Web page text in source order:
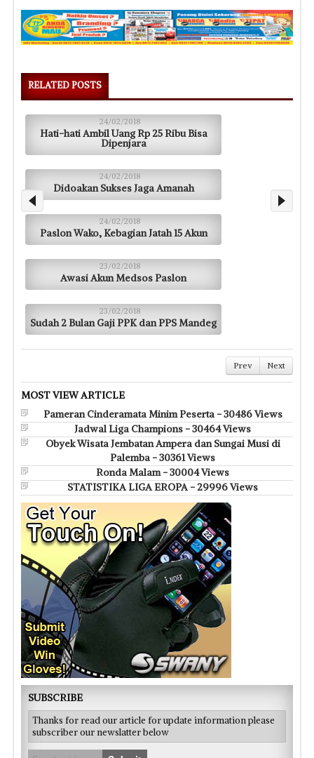
RELATED POSTS
24/02/2018
Hati-hati Ambil Uang Rp 25 Ribu Bisa
Dipenjara
24/02/2018
Didoakan Sukses Jaga Amanah
24/02/2018
Paslon Wako, Kebagian Jatah 15 Akun
23/02/2018
Awasi Akun Medsos Paslon
23/02/2018
Sudah 2 Bulan Gaji PPK dan PPS Mandeg
Prev Next
MOST VIEW ARTICLE
Pameran Cinderamata Minim Peserta - 30486 Views
Jadwal Liga Champions - 30464 Views
Obyek Wisata Jembatan Ampera dan Sungai Musi di
Palemba - 30361 Views
Ronda Malam - 30004 Views
STATISTIKA LIGA EROPA - 29996 Views
SUBSCRIBE
Thanks for read our article for update information please
subscriber our newslatter below